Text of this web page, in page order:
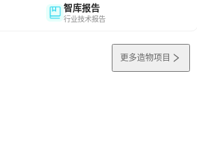
智库报告
行业技术报告
更多造物项目